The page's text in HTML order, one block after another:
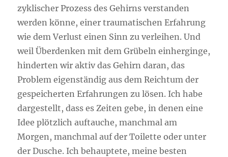
zyklischer Prozess des Gehirns verstanden
werden könne, einer traumatischen Erfahrung
wie dem Verlust einen Sinn zu verleihen. Und
weil Überdenken mit dem Grübeln einherginge,
hinderten wir aktiv das Gehirn daran, das
Problem eigenständig aus dem Reichtum der
gespeicherten Erfahrungen zu lösen. Ich habe
dargestellt, dass es Zeiten gebe, in denen eine
Idee plötzlich auftauche, manchmal am
Morgen, manchmal auf der Toilette oder unter
der Dusche. Ich behauptete, meine besten